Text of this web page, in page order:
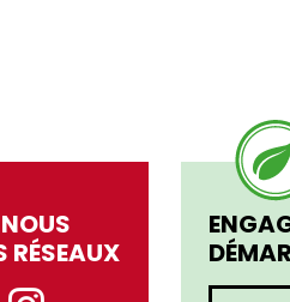
RÉSEAUX